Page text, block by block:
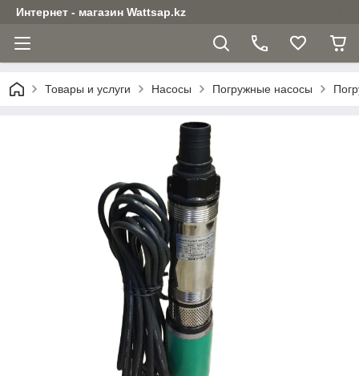
Интернет - магазин Wattsap.kz
Товары и услуги Насосы Погружные насосы